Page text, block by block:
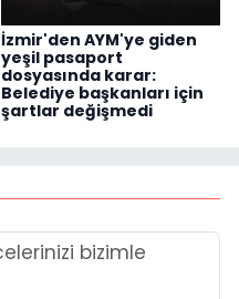
İzmir'den AYM'ye giden
yeşil pasaport
dosyasında karar:
Belediye başkanları için
şartlar değişmedi